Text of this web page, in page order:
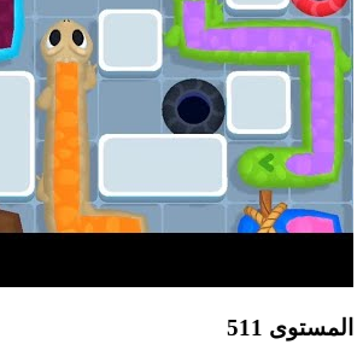
المستوى 511